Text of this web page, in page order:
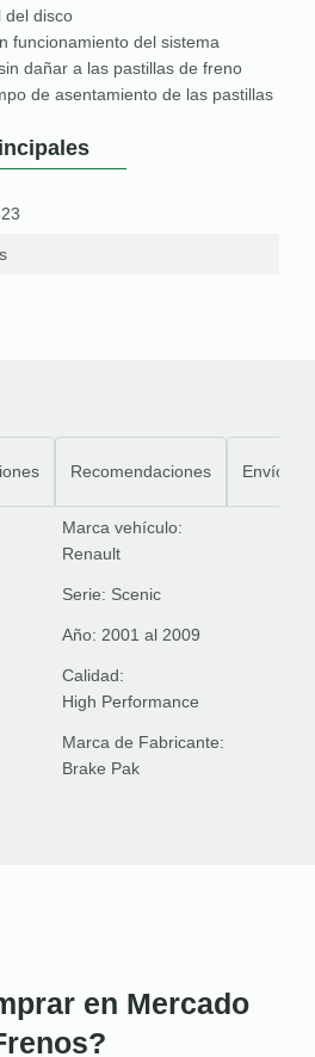
del disco
funcionamiento del sistema
dañar a las pastillas de freno
de asentamiento de las pastillas
Recomendaciones Envíos
Marca vehículo:
Renault
Serie: Scenic
Año: 2001 al 2009
Calidad:
High Performance
Marca de Fabricante:
Brake Pak
en Mercado